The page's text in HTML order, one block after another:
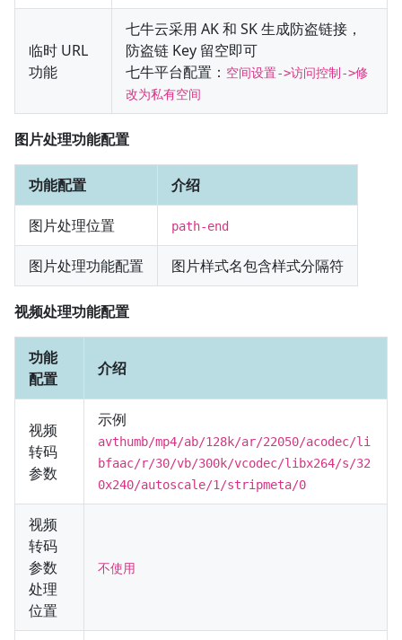
临时 URL
功能
七牛云采用 AK 和 SK 生成防盗链接，
防盗链 Key 留空即可
七牛平台配置： 空间设置->访问控制->修
改为私有空间
图片处理功能配置
功能配置 介绍
图片处理位置 path-end
图片处理功能配置 图片样式名包含样式分隔符
视频处理功能配置
功能
配置
介绍
视频
转码
参数
示例
avthumb/mp4/ab/128k/ar/22050/acodec/li
bfaac/r/30/vb/300k/vcodec/libx264/s/32
0x240/autoscale/1/stripmeta/0
视频
转码
参数
处理
位置
不使用